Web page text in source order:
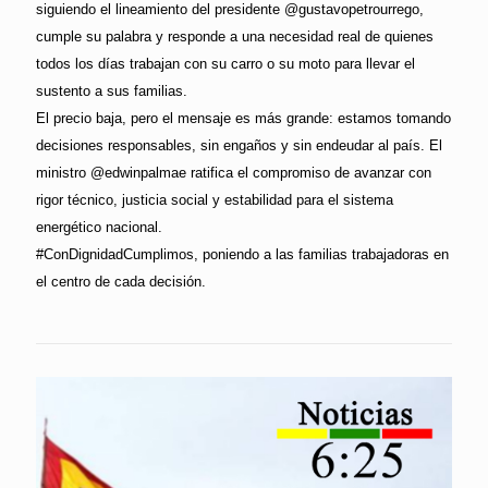
siguiendo el lineamiento del presidente @gustavopetrourrego,
cumple su palabra y responde a una necesidad real de quienes
todos los días trabajan con su carro o su moto para llevar el
sustento a sus familias.
El precio baja, pero el mensaje es más grande: estamos tomando
decisiones responsables, sin engaños y sin endeudar al país. El
ministro @edwinpalmae ratifica el compromiso de avanzar con
rigor técnico, justicia social y estabilidad para el sistema
energético nacional.
#ConDignidadCumplimos, poniendo a las familias trabajadoras en
el centro de cada decisión.